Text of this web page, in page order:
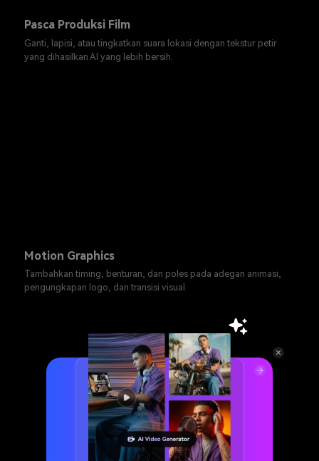
Pasca Produksi Film
Ganti, lapisi, atau tingkatkan suara lokasi dengan tekstur petir
yang dihasilkan AI yang lebih bersih.
Motion Graphics
Tambahkan timing, benturan, dan poles pada adegan animasi,
pengungkapan logo, dan transisi visual.